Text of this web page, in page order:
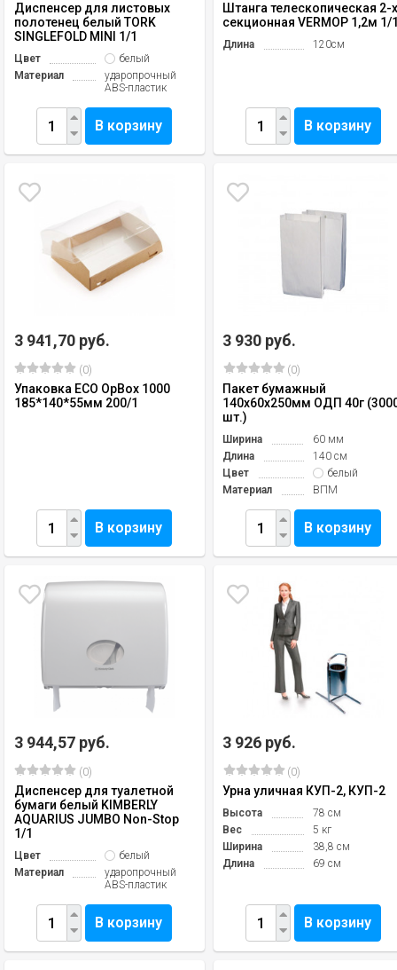
Диспенсер для листовых
полотенец белый TORK
SINGLEFOLD MINI 1/1
Цвет
белый
Материал
ударопрочный
ABS-пластик
В корзину
Штанга телескопическая 2-
секционная VERMOP 1,2м 1/
Длина 120см
В корзину
3 941,70 руб.
(0)
Упаковка ECO OpBox 1000
185*140*55мм 200/1
В корзину
3 930 руб.
(0)
Пакет бумажный
140х60х250мм ОДП 40г
шт.)
Ширина
60 мм
Длина
140 см
Цвет
белый
Материал
ВПМ
В корзину
3 944,57 руб.
(0)
Диспенсер для туалетной
бумаги белый KIMBERLY
AQUARIUS JUMBO Non-Stop
1/1
Цвет
белый
Материал
ударопрочный
ABS-пластик
В корзину
3 926 руб.
(0)
Урна уличная КУП-2, КУП-2
Высота
78 см
Вес
5 кг
Ширина
38,8 см
Длина
69 см
В корзину